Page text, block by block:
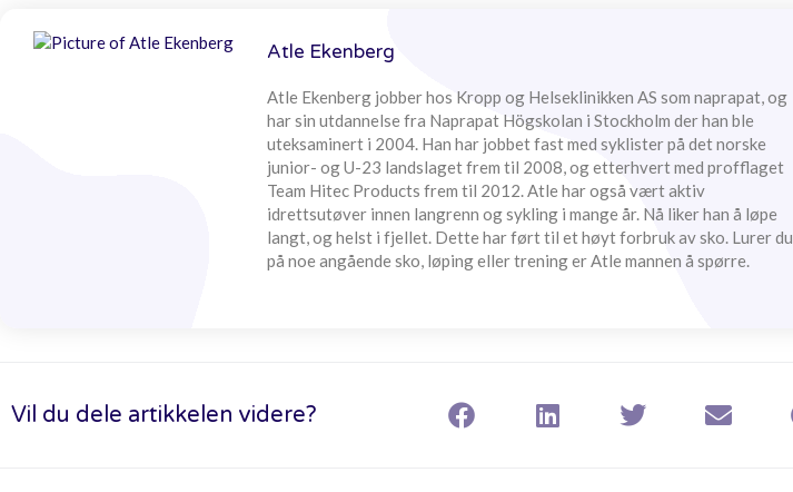
Atle Ekenberg
Atle Ekenberg jobber hos Kropp og Helseklinikken AS som naprapat, og
har sin utdannelse fra Naprapat Högskolan i Stockholm der han ble
uteksaminert i 2004. Han har jobbet fast med syklister på det norske
junior- og U-23 landslaget frem til 2008, og etterhvert med profflaget
Team Hitec Products frem til 2012. Atle har også vært aktiv
idrettsutøver innen langrenn og sykling i mange år. Nå liker han å løpe
langt, og helst i fjellet. Dette har ført til et høyt forbruk av sko. Lurer du
på noe angående sko, løping eller trening er Atle mannen å spørre.
Vil du dele artikkelen videre?